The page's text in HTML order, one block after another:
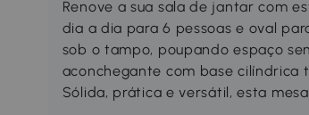
Renove a sua sala de jantar com
dia a dia para 6 pessoas e oval
sob o tampo, poupando espaço
aconchegante com base
Sólida, prática e versátil, esta